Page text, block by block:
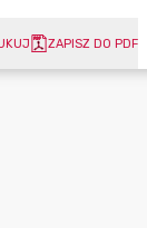
ZAPISZ DO PDF